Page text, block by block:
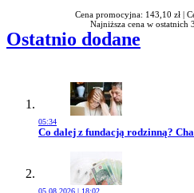
Cena promocyjna: 143,10 zł |
Najniższa cena w ostatnich
Ostatnio dodane
05:34
Przejdź do artykułu:
Co dalej z fundacją rodzinną?
05.08.2026 | 18:02